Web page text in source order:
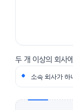
두 개 이상의 회사
소속 회사가